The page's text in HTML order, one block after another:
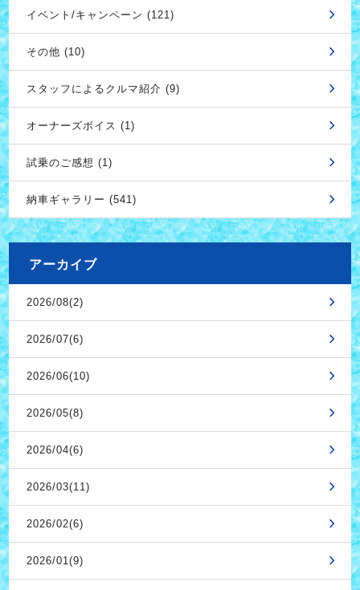
イベント/キャンペーン (121)
その他 (10)
スタッフによるクルマ紹介 (9)
オーナーズボイス (1)
試乗のご感想 (1)
納車ギャラリー (541)
アーカイブ
2026/08(2)
2026/07(6)
2026/06(10)
2026/05(8)
2026/04(6)
2026/03(11)
2026/02(6)
2026/01(9)